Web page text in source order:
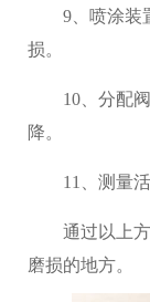
9、喷涂装
损。
10、分配
降。
11、测量
通过以上
磨损的地方。